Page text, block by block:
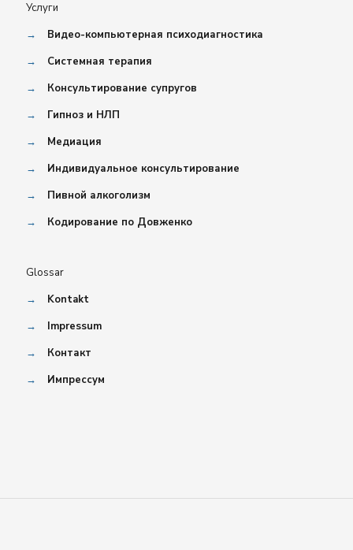
Услуги
→
Видео-компьютерная психодиагностика
→
Системная терапия
→
Консультирование супругов
→
Гипноз и НЛП
→
Медиация
→
Индивидуальное консультирование
→
Пивной алкоголизм
→
Кодирование по Довженко
Glossar
→
Kontakt
→
Impressum
→
Контакт
→
Импрессум